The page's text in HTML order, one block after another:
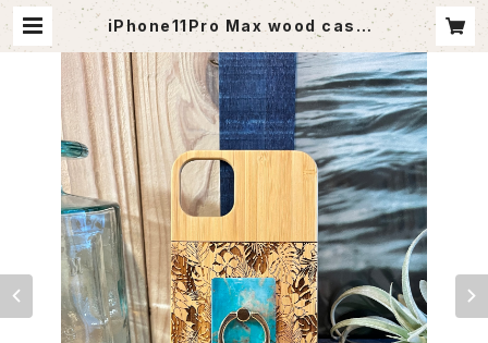
iPhone11Pro Max wood case |
agoutlet